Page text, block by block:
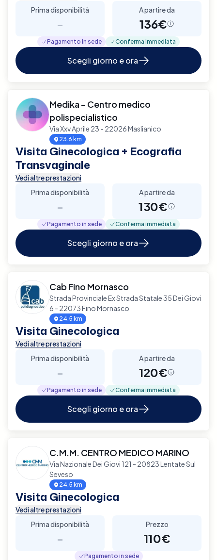
Prima disponibilità
-
A partire da
136€
Pagamento in sede Conferma immediata
Scegli giorno e ora
Medika - Centro medico
polispecialistico
Via Xxv Aprile 23 - 22026 Maslianico
23.6 km
Visita Ginecologica + Ecografia
Transvaginale
Vedi altre prestazioni
Prima disponibilità
-
A partire da
130€
Pagamento in sede Conferma immediata
Scegli giorno e ora
Cab Fino Mornasco
Strada Provinciale Ex Strada Statale 35 Dei Giovi
6 - 22073 Fino Mornasco
24.5 km
Visita Ginecologica
Vedi altre prestazioni
Prima disponibilità
-
A partire da
120€
Pagamento in sede Conferma immediata
Scegli giorno e ora
C.M.M. CENTRO MEDICO MARINO
Via Nazionale Dei Giovi 121 - 20823 Lentate Sul
Seveso
24.5 km
Visita Ginecologica
Vedi altre prestazioni
Prima disponibilità
-
Prezzo
110€
Pagamento in sede